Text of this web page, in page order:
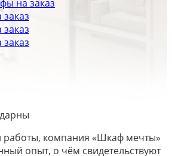
работы, компания «Шкаф мечты»
опыт, о чём свидетельствуют